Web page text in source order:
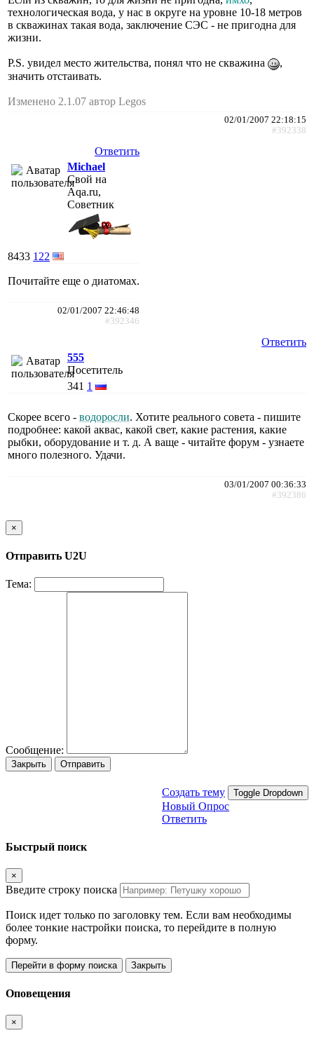
технологическая вода, у нас в округе на уровне 10-18 метров
в скважинах такая вода, заключение СЭС - не пригодна для
жизни.
P.S. увидел место жительства, понял что не скважина
,
значить отстаивать.
Изменено 2.1.07 автор Legos
02/01/2007 22:18:15
#392338
Ответить
Michael
Свой на
Aqa.ru,
Советник
8433 122
Почитайте еще о диатомах.
02/01/2007 22:46:48
#392346
Ответить
555
Посетитель
341 1
Скорее всего - водоросли. Хотите реального совета - пишите
подробнее: какой аквас, какой свет, какие растения, какие
рыбки, оборудование и т. д. А ваще - читайте форум - узнаете
много полезного. Удачи.
03/01/2007 00:36:33
#392386
×
Отправить U2U
Тема:
Сообщение:
Закрыть Отправить
Создать тему Toggle Dropdown
Новый Опрос
Ответить
Быстрый поиск
×
Введите строку поиска
Поиск идет только по заголовку тем. Если вам необходимы
более тонкие настройки поиска, то перейдите в полную
форму.
Перейти в форму поиска Закрыть
Оповещения
×